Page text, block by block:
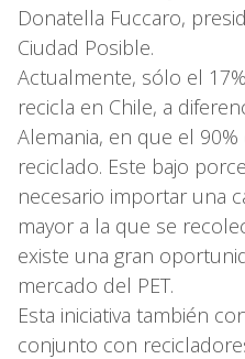
Donatella Fuccaro,
Ciudad Posible.
Actualmente, sólo el
recicla en Chile, a
Alemania, en que el
reciclado. Este bajo
necesario importar una
mayor a la que se
existe una gran
mercado del PET.
Esta iniciativa también
conjunto con